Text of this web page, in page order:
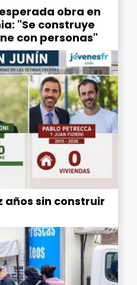
obra en
"Se construye
con personas"
años sin construir